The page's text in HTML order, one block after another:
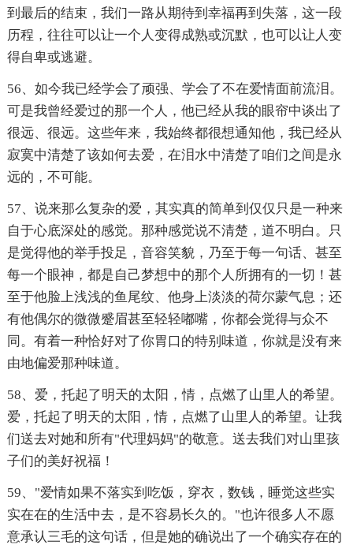
到最后的结束，我们一路从期待到幸福再到失落，这一段
历程，往往可以让一个人变得成熟或沉默，也可以让人变
得自卑或逃避。
56、如今我已经学会了顽强、学会了不在爱情面前流泪。
可是我曾经爱过的那一个人，他已经从我的眼帘中谈出了
很远、很远。这些年来，我始终都很想通知他，我已经从
寂寞中清楚了该如何去爱，在泪水中清楚了咱们之间是永
远的，不可能。
57、说来那么复杂的爱，其实真的简单到仅仅只是一种来
自于心底深处的感觉。那种感觉说不清楚，道不明白。只
是觉得他的举手投足，音容笑貌，乃至于每一句话、甚至
每一个眼神，都是自己梦想中的那个人所拥有的一切！甚
至于他脸上浅浅的鱼尾纹、他身上淡淡的荷尔蒙气息；还
有他偶尔的微微蹙眉甚至轻轻嘟嘴，你都会觉得与众不
同。有着一种恰好对了你胃口的特别味道，你就是没有来
由地偏爱那种味道。
58、爱，托起了明天的太阳，情，点燃了山里人的希望。
爱，托起了明天的太阳，情，点燃了山里人的希望。让我
们送去对她和所有"代理妈妈"的敬意。送去我们对山里孩
子们的美好祝福！
59、"爱情如果不落实到吃饭，穿衣，数钱，睡觉这些实
实在在的生活中去，是不容易长久的。"也许很多人不愿
意承认三毛的这句话，但是她的确说出了一个确实存在的